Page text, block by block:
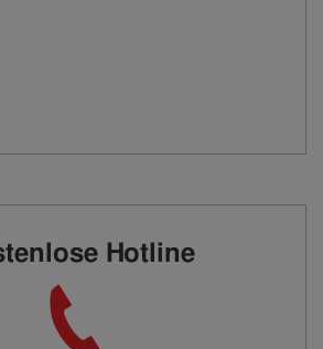
Hotline